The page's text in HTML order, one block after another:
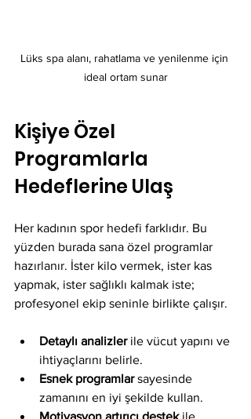
Lüks spa alanı, rahatlama ve yenilenme için
ideal ortam sunar
Kişiye Özel
Programlarla
Hedeflerine Ulaş
Her kadının spor hedefi farklıdır. Bu
yüzden burada sana özel programlar
hazırlanır. İster kilo vermek, ister kas
yapmak, ister sağlıklı kalmak iste;
profesyonel ekip seninle birlikte çalışır.
Detaylı analizler ile vücut yapını ve
ihtiyaçlarını belirle.
Esnek programlar sayesinde
zamanını en iyi şekilde kullan.
Motivasyon artırıcı destek ile